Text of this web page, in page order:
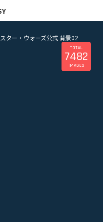
ホーム
スター・ウォーズ公式 背景02
TOTAL
7482
IMAGES